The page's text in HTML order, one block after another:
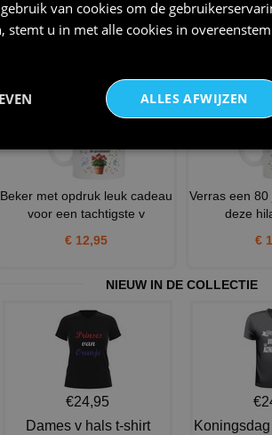
Ben ik eindelijk 80 jaar krijg ik
zon rare tegel
Mok
leuk
Beker met opdruk leuk cadeau
voor een tachtigste v
€ 12,95
Verras een
deze
€
NIEUW IN DE COLLECTIE
€24,95
Dames v hals t-shirt
van cookies om de
stemt u in met alle cookies in
ALLES AFWIJZEN